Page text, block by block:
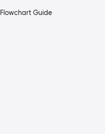
Flowchart Guide